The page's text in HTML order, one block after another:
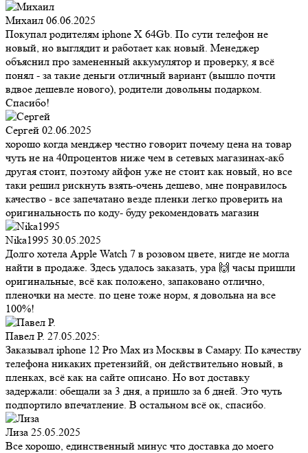
Михаил 06.06.2025
Покупал родителям iphone X 64Gb. По сути телефон не
новый, но выглядит и работает как новый. Менеджер
объяснил про замененный аккумулятор и проверку, я всё
понял - за такие деньги отличный вариант (вышло почти
вдвое дешевле нового), родители довольны подарком.
Спасибо!
Сергей 02.06.2025
хорошо когда менджер честно говорит почему цена на товар
чуть не на 40процентов ниже чем в сетевых магазинах-акб
другая стоит, поэтому айфон уже не стоит как новый, но все
таки решил рискнуть взять-очень дешево, мне понравилось
качество - все запечатано везде пленки легко проверить на
оригинальность по коду- буду рекомендовать магазин
Nika1995 30.05.2025
Долго хотела Apple Watch 7 в розовом цвете, нигде не могла
найти в продаже. Здесь удалось заказать, ура 🙌 часы пришли
оригинальные, всё как положено, запаковано отлично,
пленочки на месте. по цене тоже норм, я довольна на все
100%!
Павел Р. 27.05.2025:
Заказывал iphone 12 Pro Max из Москвы в Самару. По качеству
телефона никаких претензийй, он действительно новый, в
пленках, всё как на сайте описано. Но вот доставку
задержали: обещали за 3 дня, а пришло за 6 дней. Это чуть
подпортило впечатление. В остальном всё ок, спасибо.
Лиза 25.05.2025
Все хорошо, единственный минус что доставка до моего